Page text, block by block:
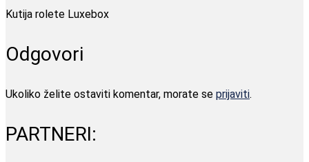
Kutija rolete Luxebox
Odgovori
Ukoliko želite ostaviti komentar, morate se prijaviti.
PARTNERI: